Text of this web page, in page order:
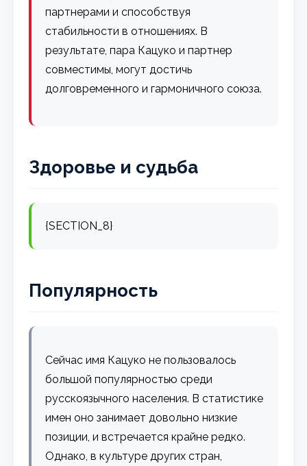
партнерами и способствуя
стабильности в отношениях. В
результате, пара Кацуко и партнер
совместимы, могут достичь
долговременного и гармоничного союза.
Здоровье и судьба
{SECTION_8}
Популярность
Сейчас имя Кацуко не пользовалось
большой популярностью среди
русскоязычного населения. В статистике
имен оно занимает довольно низкие
позиции, и встречается крайне редко.
Однако, в культуре других стран,